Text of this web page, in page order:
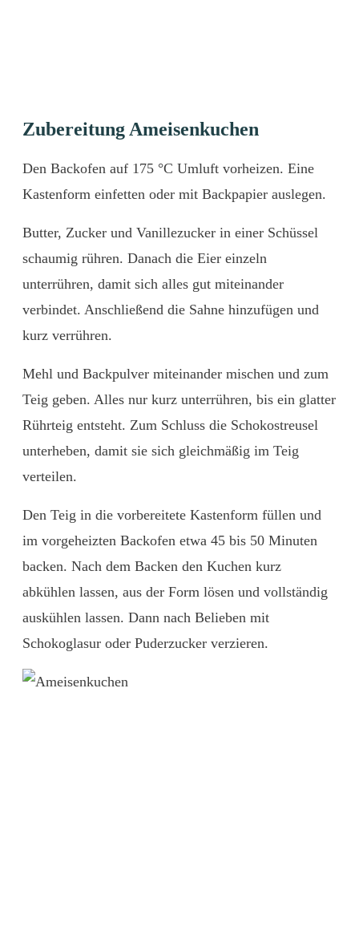
Zubereitung Ameisenkuchen
Den Backofen auf 175 °C Umluft vorheizen. Eine
Kastenform einfetten oder mit Backpapier auslegen.
Butter, Zucker und Vanillezucker in einer Schüssel
schaumig rühren. Danach die Eier einzeln
unterrühren, damit sich alles gut miteinander
verbindet. Anschließend die Sahne hinzufügen und
kurz verrühren.
Mehl und Backpulver miteinander mischen und zum
Teig geben. Alles nur kurz unterrühren, bis ein glatter
Rührteig entsteht. Zum Schluss die Schokostreusel
unterheben, damit sie sich gleichmäßig im Teig
verteilen.
Den Teig in die vorbereitete Kastenform füllen und
im vorgeheizten Backofen etwa 45 bis 50 Minuten
backen. Nach dem Backen den Kuchen kurz
abkühlen lassen, aus der Form lösen und vollständig
auskühlen lassen. Dann nach Belieben mit
Schokoglasur oder Puderzucker verzieren.